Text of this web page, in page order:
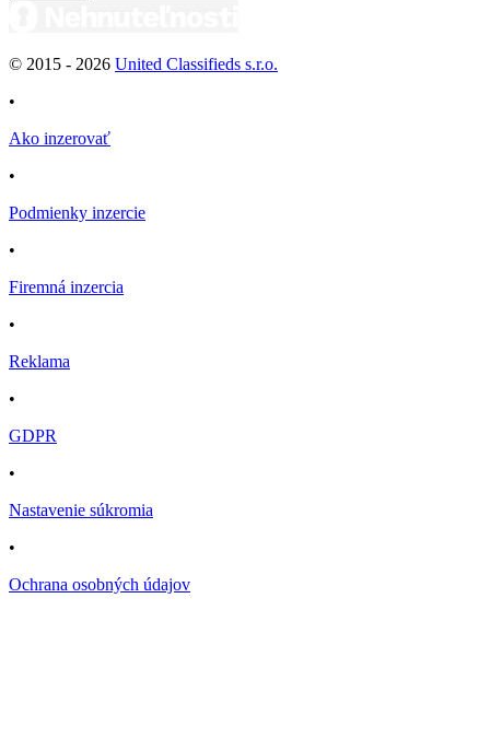
© 2015 - 2026 United Classifieds s.r.o.
•
Ako inzerovať
•
Podmienky inzercie
•
Firemná inzercia
•
Reklama
•
GDPR
•
Nastavenie súkromia
•
Ochrana osobných údajov